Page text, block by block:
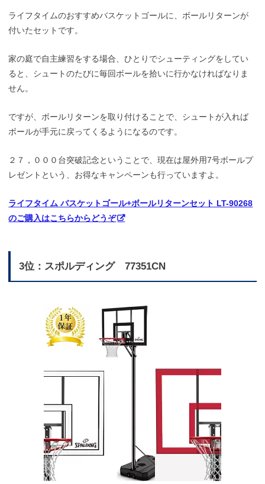
ライフタイムのおすすめバスケットゴールに、ボールリターンが
付いたセットです。
家の庭で自主練習をする場合、ひとりでシューティングをしてい
ると、シュートのたびに毎回ボールを拾いに行かなければなりま
せん。
ですが、ボールリターンを取り付けることで、シュートが入れば
ボールが手元に戻ってくるようになるのです。
２７，０００台突破記念ということで、現在は屋外用7号ボールプ
レゼントという、お得なキャンペーンも行っていますよ。
ライフタイム バスケットゴール+ボールリターンセット LT-90268
のご購入はこちらからどうぞ
3位：スポルディング 77351CN